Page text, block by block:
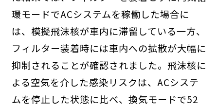
環モードでACシステムを稼働した場合に
は、模擬飛沫核が車内に滞留している一方、
フィルター装着時には車内への拡散が大幅に
抑制されることが確認されました。飛沫核に
よる空気を介した感染リスクは、ACシステ
ムを停止した状態に比べ、換気モードで52